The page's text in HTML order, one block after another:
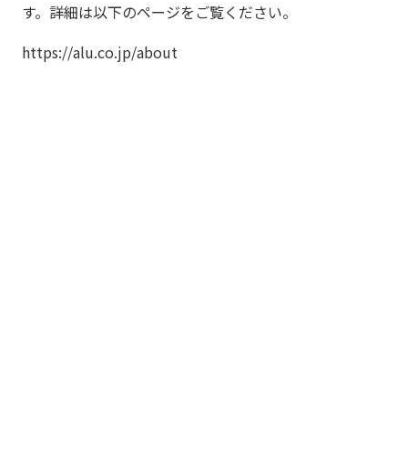
す。詳細は以下のページをご覧ください。
https://alu.co.jp/about